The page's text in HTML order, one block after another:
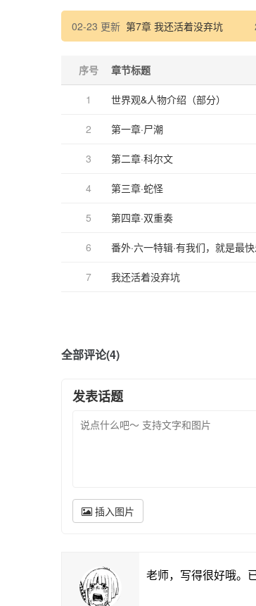
02-23 更新 第7章 我还活着没弃坑
序号 章节标题
1 世界观&人物介绍（部分）
2 第一章·尸潮
3 第二章·科尔文
4 第三章·蛇怪
5 第四章·双重奏
6 番外·六一特辑·有我们，就是最
7 我还活着没弃坑
全部评论(4)
发表话题
插入图片
老师，写得很好哦。